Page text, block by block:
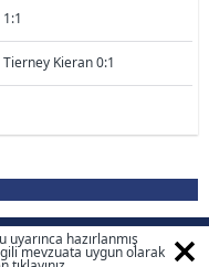
1:1
Tierney Kieran 0:1
uyarınca hazırlanmış
mevzuata uygun olarak